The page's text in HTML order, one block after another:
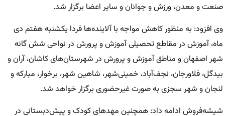
صنعت و معدن، ورزش و جوانان و سایر اعضا برگزار شد.
وی افزود: به منظور کاهش مواجه با آلاینده‌ها فردا یکشنبه هفتم دی
ماه، آموزش در مقاطع تحصیلی آموزش و پرورش در نواحی شش گانه
شهر اصفهان و مناطق آموزش و پرورش در شهرستان‌های کاشان، آران و
بیدگل، فلاورجان، نجف‌آباد، خمینی‌شهر، شاهین شهر، برخوار، مبارکه و
لنجان و شهر سجزی به صورت غیرحضوری برگزار خواهد شد.
شیشه‌فروش ادامه داد: همچنین مهدهای کودک و پیش‌دبستانی در